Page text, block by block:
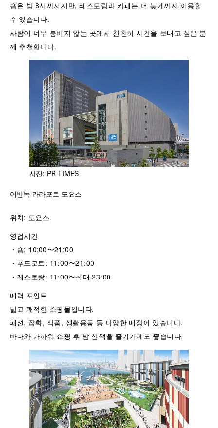
숍은 밤 8시까지지만, 레스토랑과 카페는 더 늦게까지 이용할
수 있습니다.
사람이 너무 붐비지 않는 곳에서 천천히 시간을 보내고 싶은 분
께 추천합니다.
사진: PR TIMES
어반독 라라포트 도요스
위치: 도요스
영업시간
・숍: 10:00〜21:00
・푸드코트: 11:00〜21:00
・레스토랑: 11:00〜최대 23:00
매력 포인트
넓고 쾌적한 쇼핑몰입니다.
패션, 잡화, 식품, 생활용품 등 다양한 매장이 있습니다.
바다와 가까워 쇼핑 후 밤 산책을 즐기기에도 좋습니다.